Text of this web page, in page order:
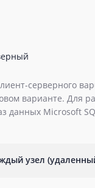
серверного
варианте. Для
данных Microsoft
узел